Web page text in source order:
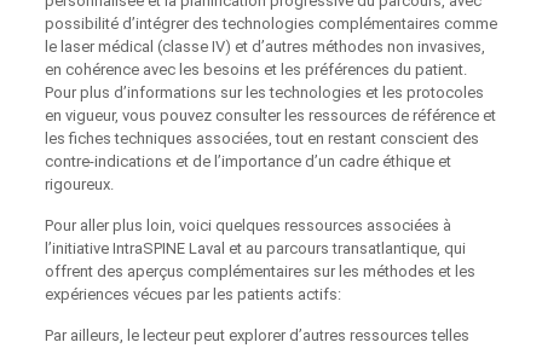
possibilité d’intégrer des technologies complémentaires comme
le laser médical (classe IV) et d’autres méthodes non invasives,
en cohérence avec les besoins et les préférences du patient.
Pour plus d’informations sur les technologies et les protocoles
en vigueur, vous pouvez consulter les ressources de référence et
les fiches techniques associées, tout en restant conscient des
contre-indications et de l’importance d’un cadre éthique et
rigoureux.
Pour aller plus loin, voici quelques ressources associées à
l’initiative IntraSPINE Laval et au parcours transatlantique, qui
offrent des aperçus complémentaires sur les méthodes et les
expériences vécues par les patients actifs:
Par ailleurs, le lecteur peut explorer d’autres ressources telles